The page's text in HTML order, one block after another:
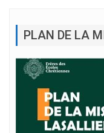
PLAN DE LA